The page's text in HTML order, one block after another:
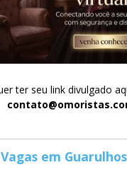
ter seu link divulgado
Vagas em Guarulhos